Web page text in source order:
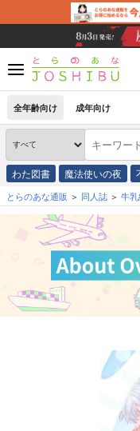
全年齢向け 成年向け
わた図書 魔法使いの夜
とらのあな通販 同人誌 牛